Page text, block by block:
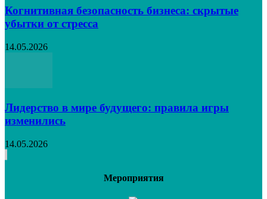
Когнитивная безопасность бизнеса: скрытые
убытки от стресса
14.05.2026
Лидерство в мире будущего: правила игры
изменились
14.05.2026
Мероприятия